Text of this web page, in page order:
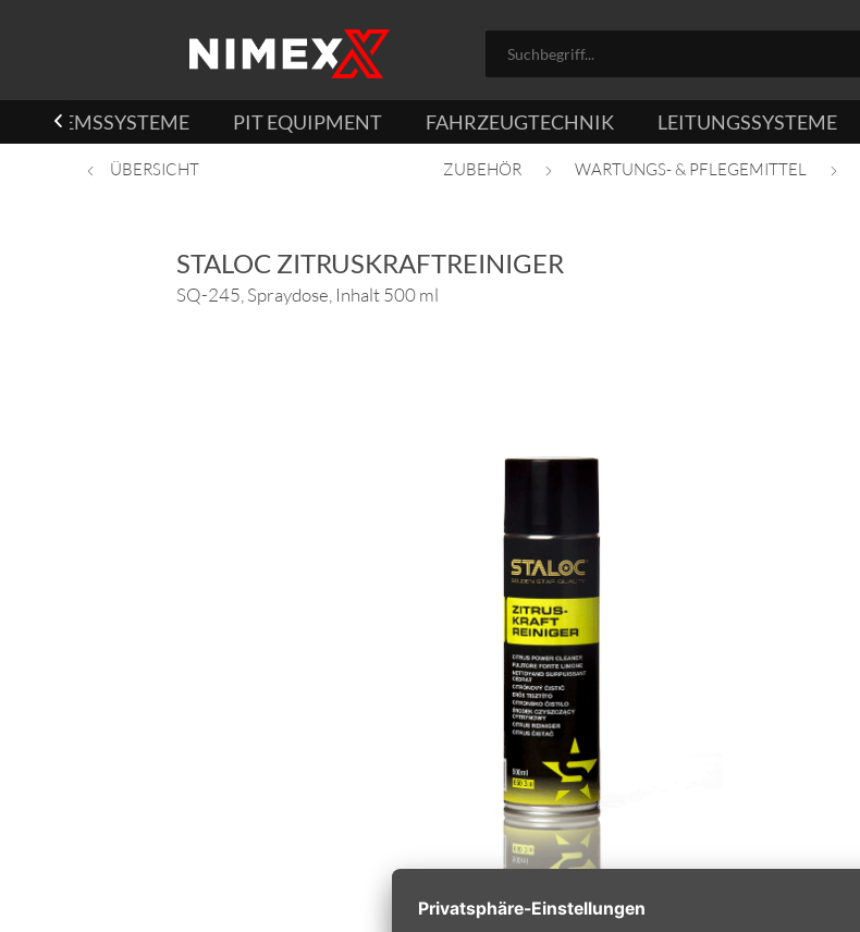
BREMSSYSTEME PIT EQUIPMENT FAHRZEUGTECHNIK LEITUNGSSYSTEME

ÜBERSICHT ZUBEHÖR WARTUNGS- & PFLEGEMITTEL
STALOC ZITRUSKRAFTREINIGER
SQ-245, Spraydose, Inhalt 500 ml